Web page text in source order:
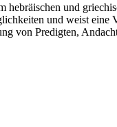
und
und weist
von Predigten,